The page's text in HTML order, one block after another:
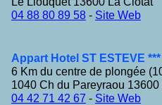
04 88 80 89 58 - Site Web
Appart Hotel ST ESTEVE ***
6 Km du centre de plongée
1040 Ch du Pareyraou 13600
04 42 71 42 67 - Site Web